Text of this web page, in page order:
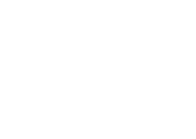
esthétiques incroyables.
que les résines traditionnelles, elles